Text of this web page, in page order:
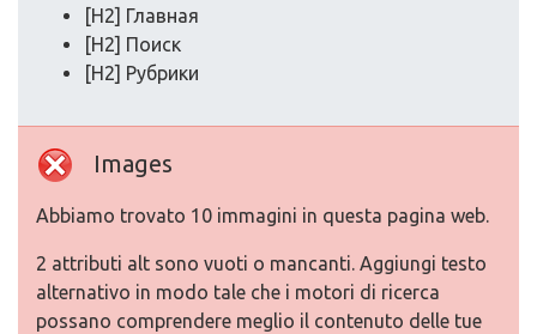
[H2] Главная
[H2] Поиск
[H2] Рубрики
Images
Abbiamo trovato 10 immagini in questa pagina web.
2 attributi alt sono vuoti o mancanti. Aggiungi testo
alternativo in modo tale che i motori di ricerca
possano comprendere meglio il contenuto delle tue